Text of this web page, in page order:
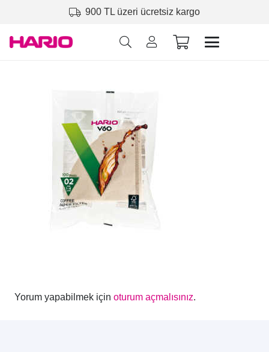
900 TL üzeri ücretsiz kargo
Yorum yapabilmek için oturum açmalısınız.